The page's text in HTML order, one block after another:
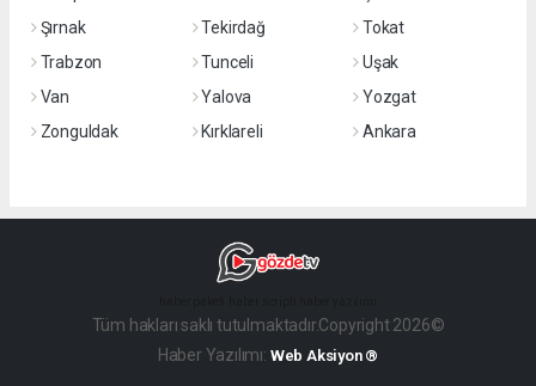
Şırnak
Tekirdağ
Tokat
Trabzon
Tunceli
Uşak
Van
Yalova
Yozgat
Zonguldak
Kırklareli Ankara
Tüm hakları saklı tutulmaktadır.Copyright 2026©
Haber Yazılımı: Web Aksiyon ®